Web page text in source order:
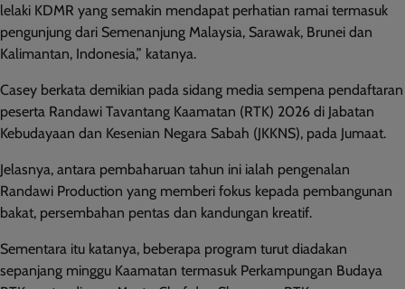
lelaki KDMR yang semakin mendapat perhatian ramai termasuk
pengunjung dari Semenanjung Malaysia, Sarawak, Brunei dan
Kalimantan, Indonesia,” katanya.
Casey berkata demikian pada sidang media sempena pendaftaran
peserta Randawi Tavantang Kaamatan (RTK) 2026 di Jabatan
Kebudayaan dan Kesenian Negara Sabah (JKKNS), pada Jumaat.
Jelasnya, antara pembaharuan tahun ini ialah pengenalan
Randawi Production yang memberi fokus kepada pembangunan
bakat, persembahan pentas dan kandungan kreatif.
Sementara itu katanya, beberapa program turut diadakan
sepanjang minggu Kaamatan termasuk Perkampungan Budaya